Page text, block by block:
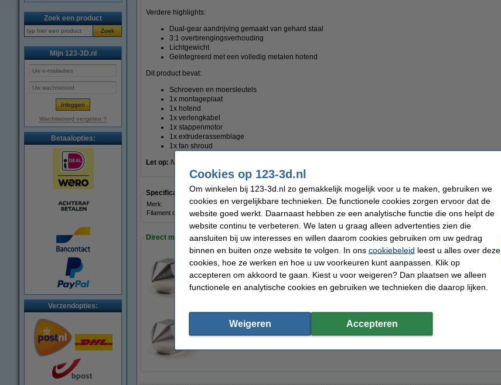
Zoek een product
Zoek
Mijn 123-3D.nl
Wachtwoord vergeten ?
Betaalopties:
Verzendopties:
Verdere highlights:
Dual-gear aandrijving gemaakt van gehard staal
3:1 overbrengingsverhouding
Lichtgewicht
Geïntegreerd met een volledig metalen hotend
Dit product bevat:
Schroeven en moersleutels
1x montageplaat
1x hotend
1x verlengkabel
1x stappenmotor
1x extruderassemblage
1x fan shroud
Let op: Niet geschikt voor de Ender 3 V3 SE/KE
Specificaties
Merk: Micro Swiss Ons Artikelnr:
Filament diameter:
1,75 mm Handleiding EN:
Direct mee bestellen
Micro Swiss Messing gecoate nozzle voor MK8 Hotend 1,75 mm x 0,4 mm
€ 17,50
Cookies op 123-3d.nl
Om winkelen bij 123-3d.nl zo gemakkelijk mogelijk voor u te maken, gebruiken we
cookies en vergelijkbare technieken. De functionele cookies zorgen ervoor dat de
website goed werkt. Daarnaast hebben ze een analytische functie die ons helpt de
website continu te verbeteren. We laten u graag alleen advertenties zien die
aansluiten bij uw interesses en willen daarom cookies gebruiken om uw gedrag
binnen en buiten onze website te volgen. In ons cookiebeleid leest u alles over deze
cookies, hoe ze werken en hoe u uw voorkeuren kunt aanpassen. Klik op
accepteren om akkoord te gaan. Kiest u voor weigeren? Dan plaatsen we alleen
functionele en analytische cookies en gebruiken we technieken die daarop lijken.
Weigeren Accepteren